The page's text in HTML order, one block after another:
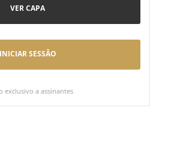
VER CAPA
INICIAR SESSÃO
exclusivo a assinantes